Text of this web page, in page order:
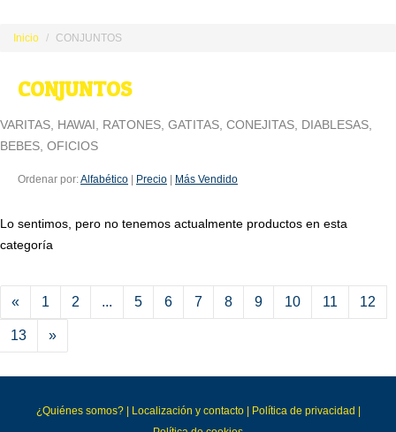
Inicio CONJUNTOS
CONJUNTOS
VARITAS, HAWAI, RATONES, GATITAS, CONEJITAS, DIABLESAS,
BEBES, OFICIOS
Ordenar por:Alfabético Precio Más Vendido
Lo sentimos, pero no tenemos actualmente productos en esta
categoría
« 1 2 ... 5 6 7 8 9 10 11 12
13 »
¿Quiénes somos?| Localización y contacto| Política de privacidad